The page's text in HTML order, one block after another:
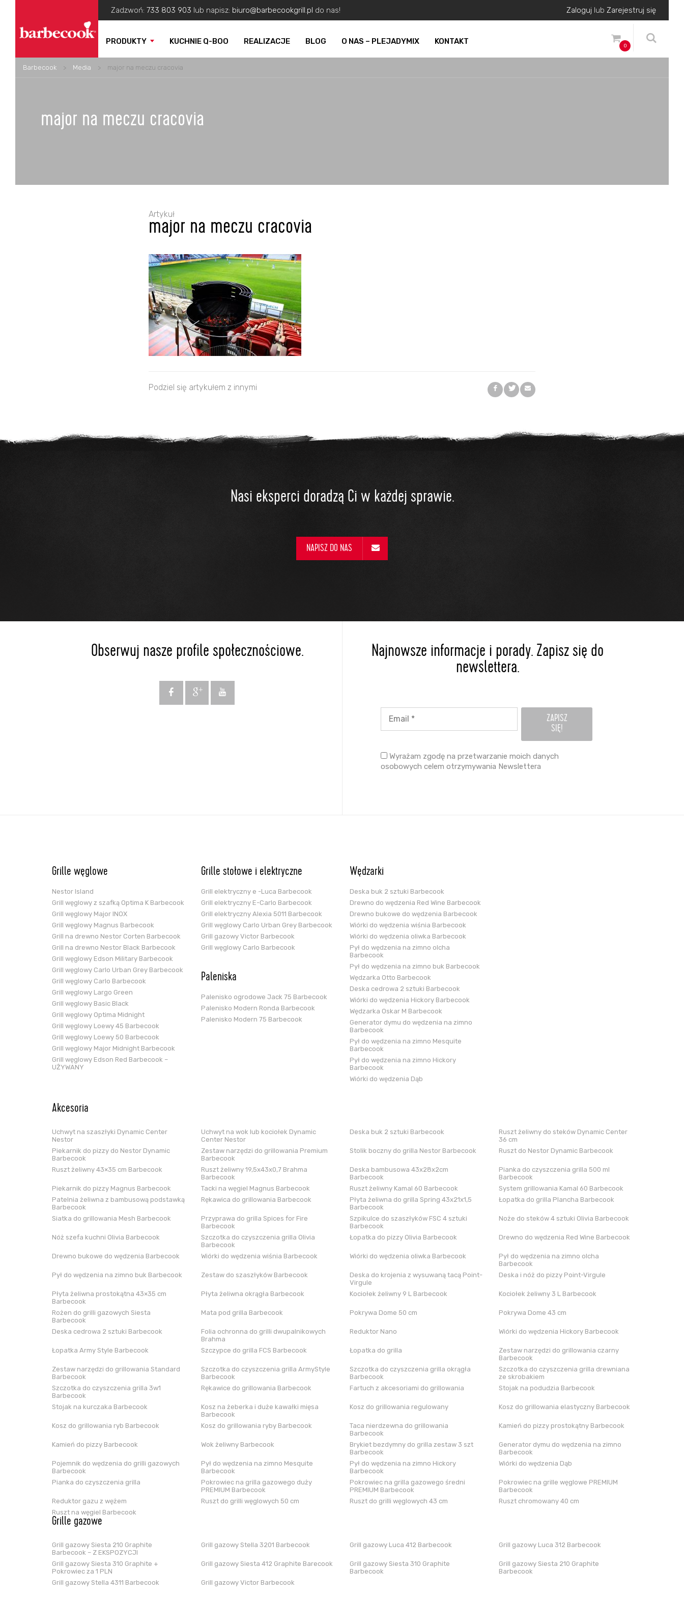
Zadzwoń: 733 803 903 lub napisz: biuro@barbecookgrill.pl do nas! Zaloguj lub Zarejestruj się
PRODUKTY KUCHNIE Q-BOO REALIZACJE BLOG O NAS – PLEJADYMIX KONTAKT 0
Barbecook > Media > major na meczu cracovia
major na meczu cracovia
Artykuł
major na meczu cracovia
Podziel się artykułem z innymi
Nasi eksperci doradzą Ci w każdej sprawie.
NAPISZ DO NAS
Obserwuj nasze profile społecznościowe.
Najnowsze informacje i porady. Zapisz się do
newslettera.
Wyrażam zgodę na przetwarzanie moich danych
osobowych celem otrzymywania Newslettera
Grille węglowe
Nestor Island
Grill węglowy z szafką Optima K Barbecook
Grill węglowy Major INOX
Grill węglowy Magnus Barbecook
Grill na drewno Nestor Corten Barbecook
Grill na drewno Nestor Black Barbecook
Grill węglowy Edson Military Barbecook
Grill węglowy Carlo Urban Grey Barbecook
Grill węglowy Carlo Barbecook
Grill węglowy Largo Green
Grill węglowy Basic Black
Grill węglowy Optima Midnight
Grill węglowy Loewy 45 Barbecook
Grill węglowy Loewy 50 Barbecook
Grill węglowy Major Midnight Barbecook
Grill węglowy Edson Red Barbecook –
UŻYWANY
Grille stołowe i elektryczne
Grill elektryczny e -Luca Barbecook
Grill elektryczny E-Carlo Barbecook
Grill elektryczny Alexia 5011 Barbecook
Grill węglowy Carlo Urban Grey Barbecook
Grill gazowy Victor Barbecook
Grill węglowy Carlo Barbecook
Paleniska
Palenisko ogrodowe Jack 75 Barbecook
Palenisko Modern Ronda Barbecook
Palenisko Modern 75 Barbecook
Wędzarki
Deska buk 2 sztuki Barbecook
Drewno do wędzenia Red Wine Barbecook
Drewno bukowe do wędzenia Barbecook
Wiórki do wędzenia wiśnia Barbecook
Wiórki do wędzenia oliwka Barbecook
Pył do wędzenia na zimno olcha
Barbecook
Pył do wędzenia na zimno buk Barbecook
Wędzarka Otto Barbecook
Deska cedrowa 2 sztuki Barbecook
Wiórki do wędzenia Hickory Barbecook
Wędzarka Oskar M Barbecook
Generator dymu do wędzenia na zimno
Barbecook
Pył do wędzenia na zimno Mesquite
Barbecook
Pył do wędzenia na zimno Hickory
Barbecook
Wiórki do wędzenia Dąb
Akcesoria
Uchwyt na szaszłyki Dynamic Center
Nestor
Uchwyt na wok lub kociołek Dynamic
Center Nestor
Deska buk 2 sztuki Barbecook
Ruszt żeliwny do steków Dynamic Center
36 cm
Piekarnik do pizzy do Nestor Dynamic
Barbecook
Zestaw narzędzi do grillowania Premium
Barbecook
Stolik boczny do grilla Nestor Barbecook Ruszt do Nestor Dynamic Barbecook
Ruszt żeliwny 43×35 cm Barbecook
Ruszt żeliwny 19,5x43x0,7 Brahma
Barbecook
Deska bambusowa 43x28x2cm
Barbecook
Pianka do czyszczenia grilla 500 ml
Barbecook
Piekarnik do pizzy Magnus Barbecook
Tacki na węgiel Magnus Barbecook Ruszt żeliwny Kamal 60 Barbecook
System grillowania Kamal 60 Barbecook
Patelnia żeliwna z bambusową podstawką
Barbecook
Rękawica do grillowania Barbecook
Płyta żeliwna do grilla Spring 43x21x1,5
Barbecook
Łopatka do grilla Plancha Barbecook
Siatka do grillowania Mesh Barbecook
Przyprawa do grilla Spices for Fire
Barbecook
Szpikulce do szaszłyków FSC 4 sztuki
Barbecook
Noże do steków 4 sztuki Olivia Barbecook
Nóż szefa kuchni Olivia Barbecook
Szczotka do czyszczenia grilla Olivia
Barbecook
Łopatka do pizzy Olivia Barbecook Drewno do wędzenia Red Wine Barbecook
Drewno bukowe do wędzenia Barbecook Wiórki do wędzenia wiśnia Barbecook Wiórki do wędzenia oliwka Barbecook
Pył do wędzenia na zimno olcha
Barbecook
Pył do wędzenia na zimno buk Barbecook
Zestaw do szaszłyków Barbecook
Deska do krojenia z wysuwaną tacą Point-
Virgule
Deska i nóż do pizzy Point-Virgule
Płyta żeliwna prostokątna 43×35 cm
Barbecook
Płyta żeliwna okrągła Barbecook Kociołek żeliwny 9 L Barbecook Kociołek żeliwny 3 L Barbecook
Rożen do grilli gazowych Siesta
Barbecook
Mata pod grilla Barbecook Pokrywa Dome 50 cm Pokrywa Dome 43 cm
Deska cedrowa 2 sztuki Barbecook
Folia ochronna do grilli dwupalnikowych
Brahma
Reduktor Nano Wiórki do wędzenia Hickory Barbecook
Łopatka Army Style Barbecook Szczypce do grilla FCS Barbecook Łopatka do grilla
Zestaw narzędzi do grillowania czarny
Barbecook
Zestaw narzędzi do grillowania Standard
Barbecook
Szczotka do czyszczenia grilla ArmyStyle
Barbecook
Szczotka do czyszczenia grilla okrągła
Barbecook
Szczotka do czyszczenia grilla drewniana
ze skrobakiem
Szczotka do czyszczenia grilla 3w1
Barbecook
Rękawice do grillowania Barbecook Fartuch z akcesoriami do grillowania Stojak na podudzia Barbecook
Stojak na kurczaka Barbecook
Kosz na żeberka i duże kawałki mięsa
Barbecook
Kosz do grillowania regulowany Kosz do grillowania elastyczny Barbecook
Kosz do grillowania ryb Barbecook Kosz do grillowania ryby Barbecook
Taca nierdzewna do grillowania
Barbecook
Kamień do pizzy prostokątny Barbecook
Kamień do pizzy Barbecook Wok żeliwny Barbecook
Brykiet bezdymny do grilla zestaw 3 szt
Barbecook
Generator dymu do wędzenia na zimno
Barbecook
Pojemnik do wędzenia do grilli gazowych
Barbecook
Pył do wędzenia na zimno Mesquite
Barbecook
Pył do wędzenia na zimno Hickory
Barbecook
Wiórki do wędzenia Dąb
Pianka do czyszczenia grilla
Pokrowiec na grilla gazowego duży
PREMIUM Barbecook
Pokrowiec na grilla gazowego średni
PREMIUM Barbecook
Pokrowiec na grille węglowe PREMIUM
Barbecook
Reduktor gazu z wężem
Ruszt do grilli węglowych 50 cm Ruszt do grilli węglowych 43 cm
Ruszt chromowany 40 cm
Ruszt na węgiel Barbecook
Grille gazowe
Grill gazowy Siesta 210 Graphite
Barbecook – Z EKSPOZYCJI
Grill gazowy Stella 3201 Barbecook Grill gazowy Luca 412 Barbecook Grill gazowy Luca 312 Barbecook
Grill gazowy Siesta 310 Graphite +
Pokrowiec za 1 PLN
Grill gazowy Siesta 412 Graphite Barecook
Grill gazowy Siesta 310 Graphite
Barbecook
Grill gazowy Siesta 210 Graphite
Barbecook
Grill gazowy Stella 4311 Barbecook
Grill gazowy Victor Barbecook